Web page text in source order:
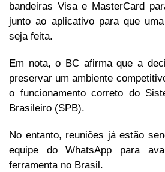
bandeiras Visa e MasterCard
junto ao aplicativo para que
seja feita.
Em nota, o BC afirma que a
preservar um ambiente
o funcionamento correto do
Brasileiro (SPB).
No entanto, reuniões já estão
equipe do WhatsApp para
ferramenta no Brasil.